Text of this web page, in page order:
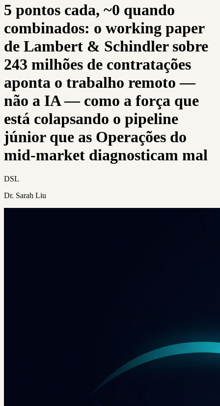
5 pontos cada, ~0 quando
combinados: o working paper
de Lambert & Schindler sobre
243 milhões de contratações
aponta o trabalho remoto —
não a IA — como a força que
está colapsando o pipeline
júnior que as Operações do
mid-market diagnosticam mal
DSL
Dr. Sarah Liu